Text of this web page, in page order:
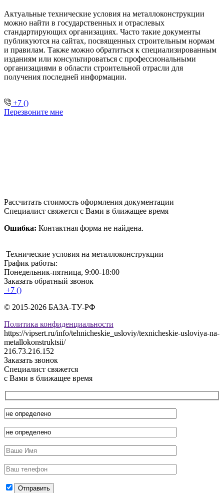
Актуальные технические условия на металлоконструкции
можно найти в государственных и отраслевых
стандартирующих организациях. Часто такие документы
публикуются на сайтах, посвященных строительным нормам
и правилам. Также можно обратиться к специализированным
изданиям или консультироваться с профессиональными
организациями в области строительной отрасли для
получения последней информации.
+7 ()
Перезвоните мне
Рассчитать стоимость оформления документации
Специалист свяжется с Вами в ближащее время
Ошибка: Контактная форма не найдена.
Технические условия на металлоконструкции
График работы:
Понедельник-пятница, 9:00-18:00
Заказать обратный звонок
+7 ()
© 2015-2026 БАЗА-ТУ-РФ
Политика конфиденциальности
https://vipsert.ru/info/tehnicheskie_usloviy/texnicheskie-usloviya-na-
metallokonstruktsii/
216.73.216.152
Заказать звонок
Специалист свяжется
с Вами в ближащее время